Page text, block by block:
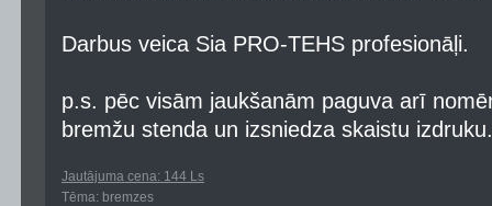
Darbus veica Sia PRO-TEHS profesionāļi.
p.s. pēc visām jaukšanām paguva arī
bremžu stenda un izsniedza skaistu izdruku.
Jautājuma cena: 144 Ls
Tēma: bremzes